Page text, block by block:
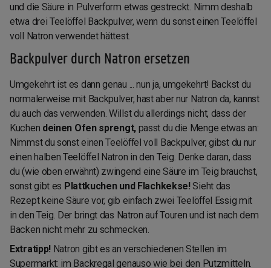
und die Säure in Pulverform etwas gestreckt. Nimm deshalb
etwa drei Teelöffel Backpulver, wenn du sonst einen Teelöffel
voll Natron verwendet hättest.
Backpulver durch Natron ersetzen
Umgekehrt ist es dann genau ... nun ja, umgekehrt! Backst du
normalerweise mit Backpulver, hast aber nur Natron da, kannst
du auch das verwenden. Willst du allerdings nicht, dass der
Kuchen deinen Ofen sprengt,passt du die Menge etwas an:
Nimmst du sonst einen Teelöffel voll Backpulver, gibst du nur
einen halben Teelöffel Natron in den Teig. Denke daran, dass
du (wie oben erwähnt) zwingend eine Säure im Teig brauchst,
sonst gibt es Plattkuchen und Flachkekse!Sieht das
Rezept keine Säure vor, gib einfach zwei Teelöffel Essig mit
in den Teig. Der bringt das Natron auf Touren und ist nach dem
Backen nicht mehr zu schmecken.
Extratipp! Natron gibt es an verschiedenen Stellen im
Supermarkt: im Backregal genauso wie bei den Putzmitteln.